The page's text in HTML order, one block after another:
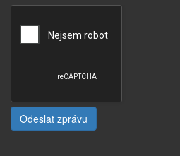
Odeslat zprávu